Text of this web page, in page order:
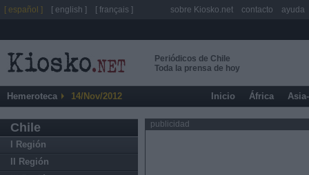
Periódicos de Chile
Toda la prensa de hoy
Hemeroteca 14/Nov/2012 Inicio África
Chile
I Región
II Región
publicidad
[ español ] [ english ] [ français ] sobre Kiosko.net contacto ayuda